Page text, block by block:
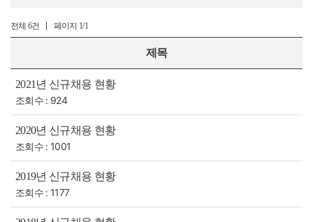
전체 6건 페이지 1/1
제목
2021년 신규채용 현황
조회수 : 924
2020년 신규채용 현황
조회수 : 1001
2019년 신규채용 현황
조회수 : 1177